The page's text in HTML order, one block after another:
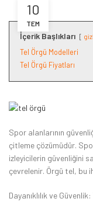
10
TEM
İçerik Başlıkları
Tel Örgü Modelleri
Tel Örgü Fiyatları
Spor alanlarının
çitleme çözümüdür.
izleyicilerin güvenliğini
çevrelenir. Örgü tel, bu
Dayanıklılık ve